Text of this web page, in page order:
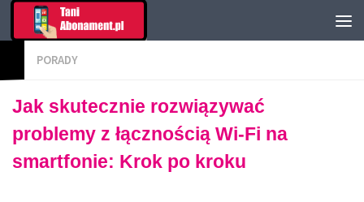
PORADY
Jak skutecznie rozwiązywać
problemy z łącznością Wi-Fi na
smartfonie: Krok po kroku